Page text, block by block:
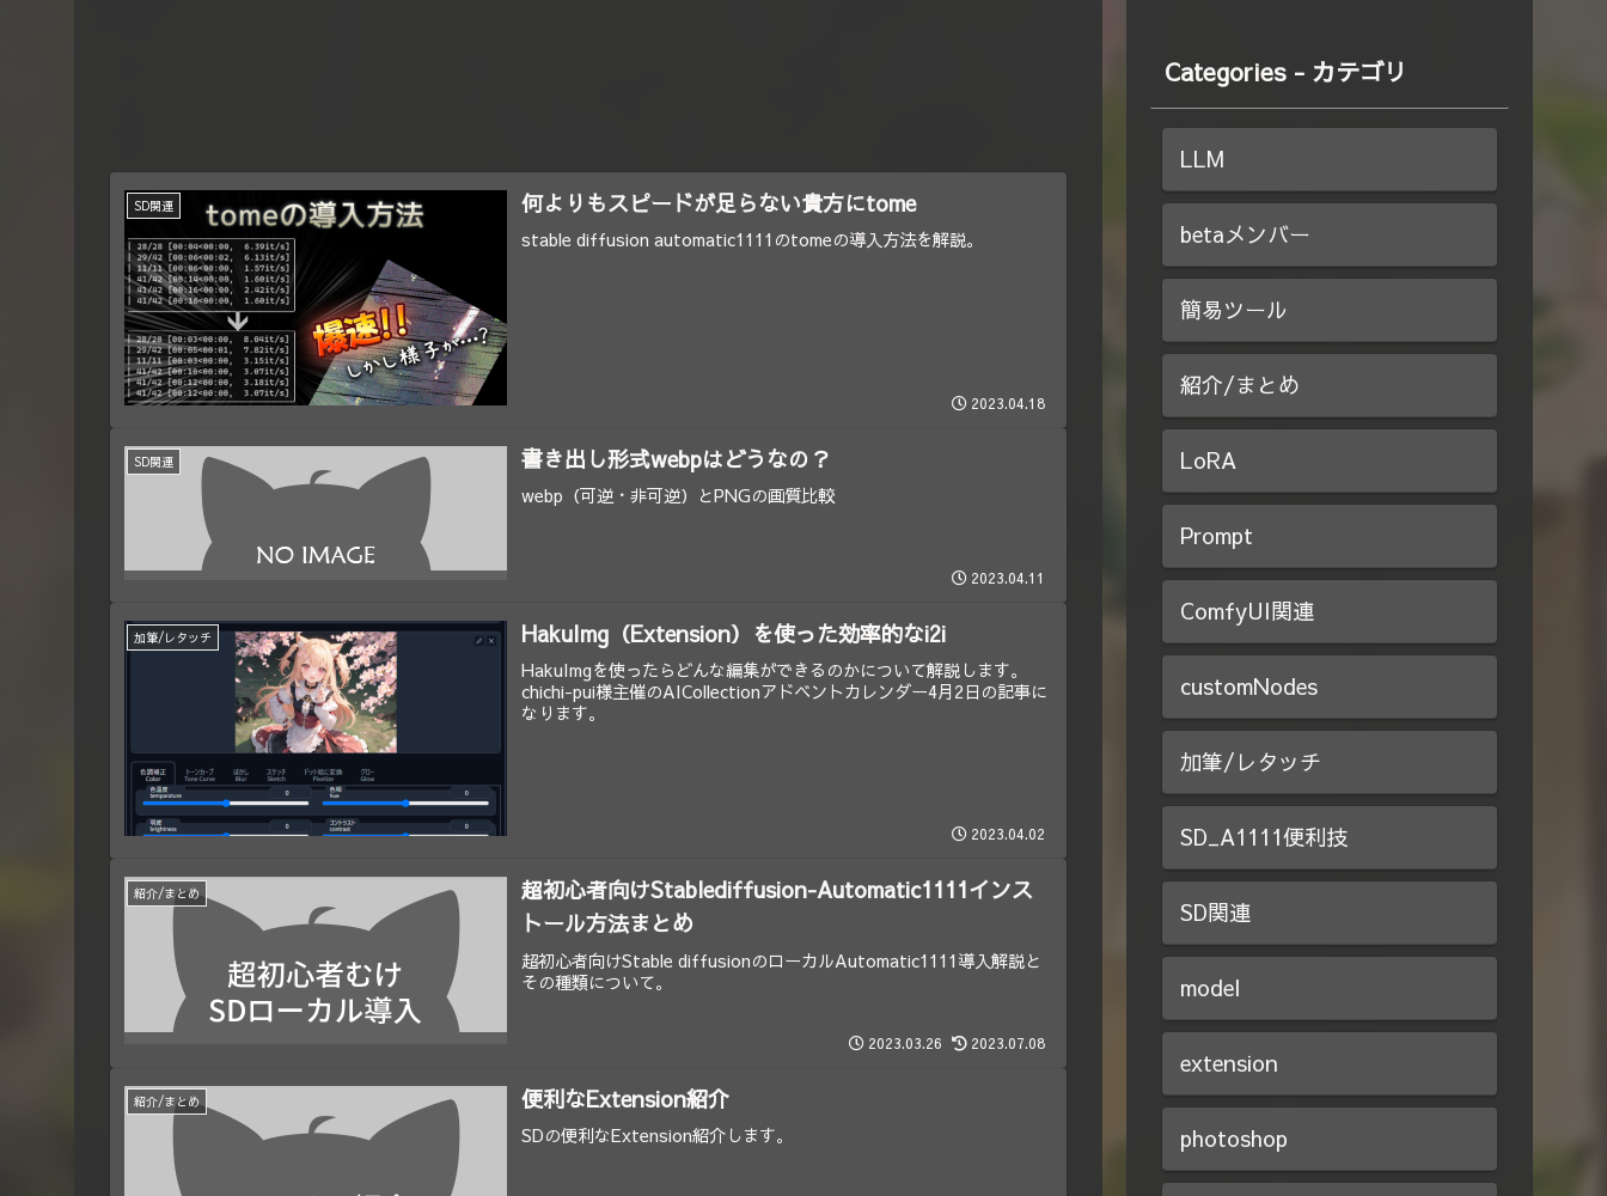
SD関連 何よりもスピードが足らない貴方にtome
stable diffusion automatic1111のtomeの導入方法を解説。
2023.04.18
SD関連 書き出し形式webpはどうなの？
webp（可逆・非可逆）とPNGの画質比較
2023.04.11
加筆/レタッチ HakuImg（Extension）を使った効率的なi2i
HakuImgを使ったらどんな編集ができるのかについて解説します。
chichi-pui様主催のAICollectionアドベントカレンダー4月2日の記事に
なります。
2023.04.02
紹介/まとめ
超初心者向けStablediffusion-Automatic1111インス
トール方法まとめ
超初心者向けStable diffusionのローカルAutomatic1111導入解説と
その種類について。
2023.03.26 2023.07.08
紹介/まとめ 便利なExtension紹介
SDの便利なExtension紹介します。
Categories - カテゴリ
LLM
betaメンバー
簡易ツール
紹介/まとめ
LoRA
Prompt
ComfyUI関連
customNodes
加筆/レタッチ
SD_A1111便利技
SD関連
model
extension
photoshop